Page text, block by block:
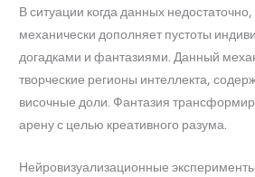
В ситуации когда данных
механически дополняет пустоты
догадками и фантазиями. Данный
творческие регионы интеллекта,
височные доли. Фантазия
арену с целью креативного разума.
Нейровизуализационные